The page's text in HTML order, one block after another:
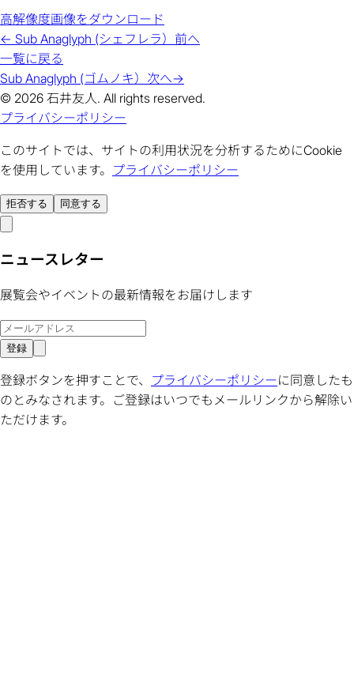
高解像度画像をダウンロード
← Sub Anaglyph (シェフレラ） 前へ
一覧に戻る
Sub Anaglyph (ゴムノキ） 次へ→
© 2026 石井友人. All rights reserved.
プライバシーポリシー
このサイトでは、サイトの利用状況を分析するためにCookie
を使用しています。 プライバシーポリシー
拒否する 同意する
ニュースレター
展覧会やイベントの最新情報をお届けします
登録
登録ボタンを押すことで、 プライバシーポリシーに同意したも
のとみなされます。ご登録はいつでもメールリンクから解除い
ただけます。